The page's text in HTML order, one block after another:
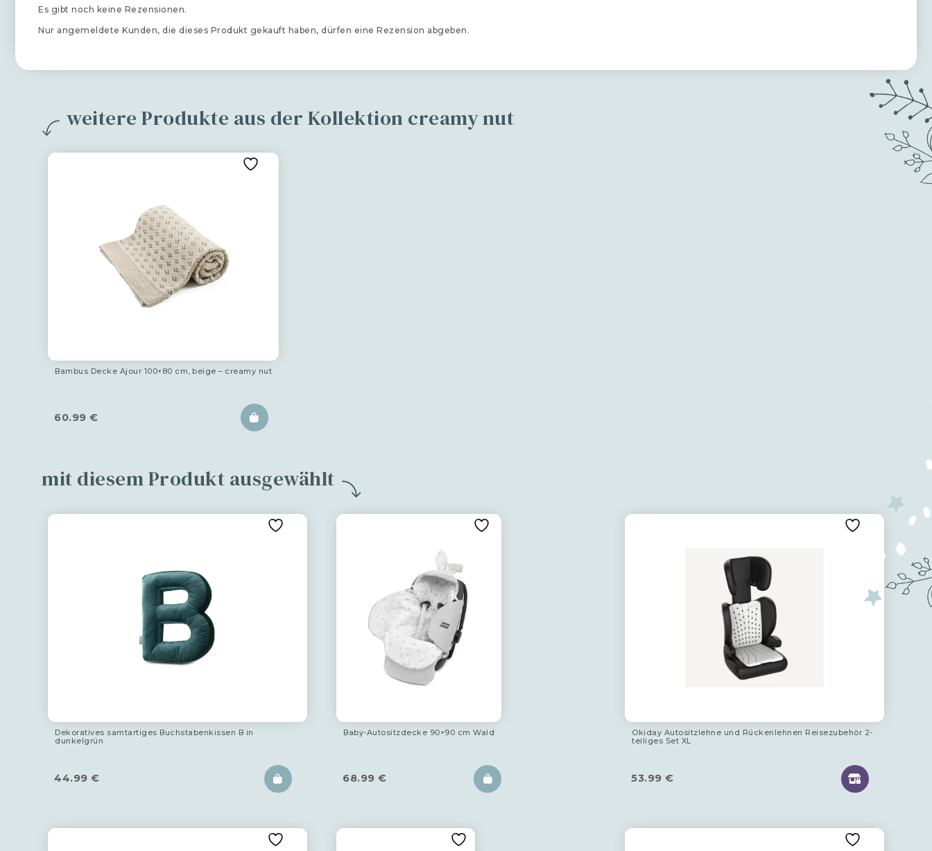
Es gibt noch keine Rezensionen.
Nur angemeldete Kunden, die dieses Produkt gekauft haben, dürfen eine Rezension abgeben.
weitere Produkte aus der Kollektion creamy nut
Bambus Decke Ajour 100×80 cm, beige – creamy nut
60.99 €
mit diesem Produkt ausgewählt
Dekoratives samtartiges Buchstabenkissen B in
dunkelgrün
44.99 €
Baby-Autositzdecke 90×90 cm Wald
68.99 €
Okiday Autositzlehne und Rückenlehnen Reisezubehör 2-
teiliges Set XL
53.99 €